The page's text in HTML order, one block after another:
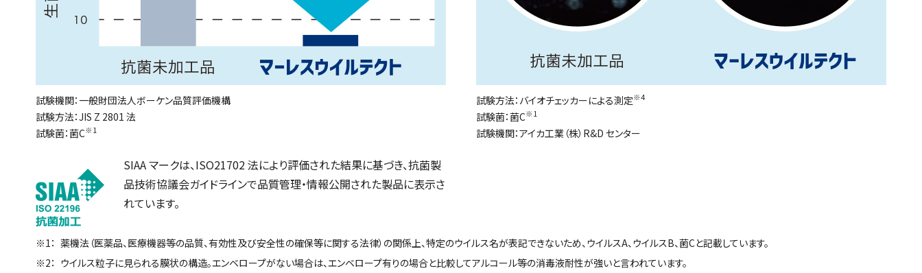
試験機関：一般財団法人ボーケン品質評価機構
試験方法：JIS Z 2801 法
試験菌：菌C※1
SIAA マークは、ISO21702 法により評価された結果に基づき、抗菌製
品技術協議会ガイドラインで品質管理・情報公開された製品に表示さ
れています。
試験方法：バイオチェッカーによる測定※4
試験菌：菌C※1
試験機関：アイカ工業（株）R&D センター
薬機法（医薬品、医療機器等の品質、有効性及び安全性の確保等に関する法律）の関係上、特定のウイルス名が表記できないため、ウイルスA、ウイルスB、菌Cと記載しています。
ウイルス粒子に見られる膜状の構造。エンベロープがない場合は、エンベロープ有りの場合と比較してアルコール等の消毒液耐性が強いと言われています。